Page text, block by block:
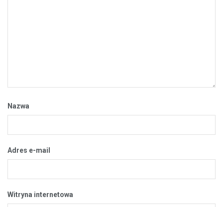
Nazwa
Adres e-mail
Witryna internetowa